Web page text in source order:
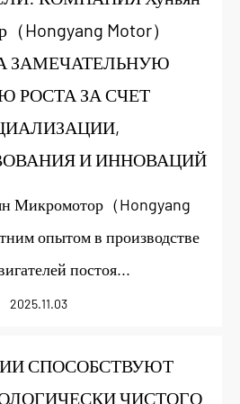
Hongyang Motor）
ЗАМЕЧАТЕЛЬНУЮ
РОСТА ЗА СЧЕТ
И ИННОВАЦИЙ
Микромотор（Hongyang
опытом в производстве
постоя...
2025.11.03
СПОСОБСТВУЮТ
ЧИСТОГО